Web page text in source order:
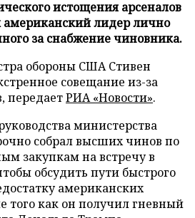
истощения арсеналов
американский лидер лично
за снабжение чиновника.
обороны США Стивен
совещание из-за
передаетРИА «Новости».
министерства
собрал высших чинов по
закупкам на встречу в
обсудить пути быстрого
американских
того как он получил гневный